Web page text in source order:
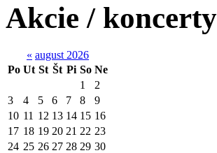
Akcie / koncerty
« august 2026
Po Ut St Št Pi So Ne
1
2
3
4 5 6 7 8
9
10 11 12 13 14 15 16
17 18 19 20 21 22 23
24 25 26 27 28 29 30